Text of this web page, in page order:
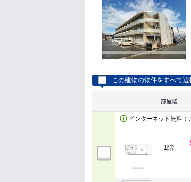
この建物の物件をすべて選
部屋階
インターネット無料！
1階